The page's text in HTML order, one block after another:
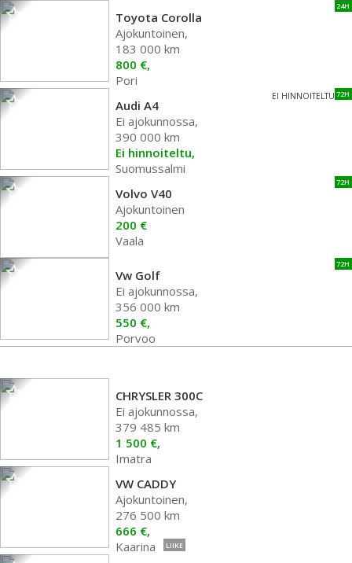
24H
Toyota Corolla
Ajokuntoinen,
183 000 km
800 €,
Pori
72H
EI HINNOITELTU
Audi A4
Ei ajokunnossa,
390 000 km
Ei hinnoiteltu,
Suomussalmi
72H
Volvo V40
Ajokuntoinen
200 €
Vaala
72H
Vw Golf
Ei ajokunnossa,
356 000 km
550 €,
Porvoo
CHRYSLER 300C
Ei ajokunnossa,
379 485 km
1 500 €,
Imatra
VW CADDY
Ajokuntoinen,
276 500 km
666 €,
Kaarina
LIIKE